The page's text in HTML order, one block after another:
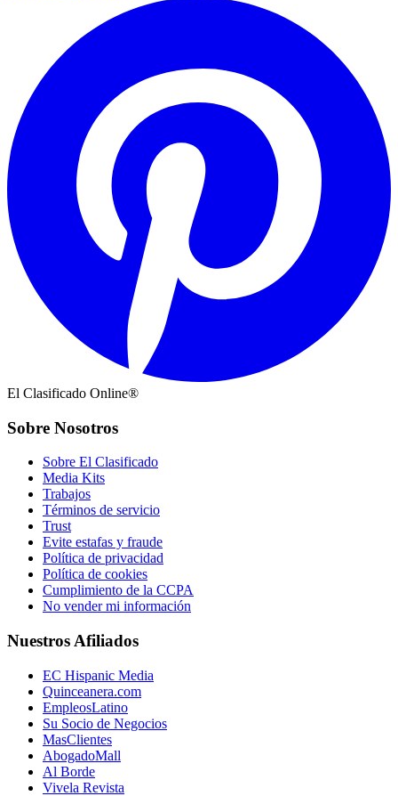
El Clasificado Online®
Sobre Nosotros
Sobre El Clasificado
Media Kits
Trabajos
Términos de servicio
Trust
Evite estafas y fraude
Política de privacidad
Política de cookies
Cumplimiento de la CCPA
No vender mi información
Nuestros Afiliados
EC Hispanic Media
Quinceanera.com
EmpleosLatino
Su Socio de Negocios
MasClientes
AbogadoMall
Al Borde
Vivela Revista